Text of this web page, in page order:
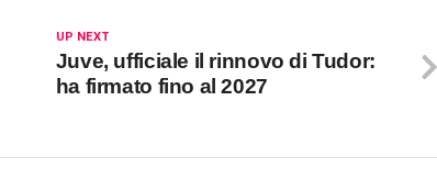
UP NEXT
Juve, ufficiale il rinnovo di Tudor:
ha firmato fino al 2027